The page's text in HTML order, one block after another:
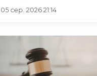
05 сер. 2026 21:14